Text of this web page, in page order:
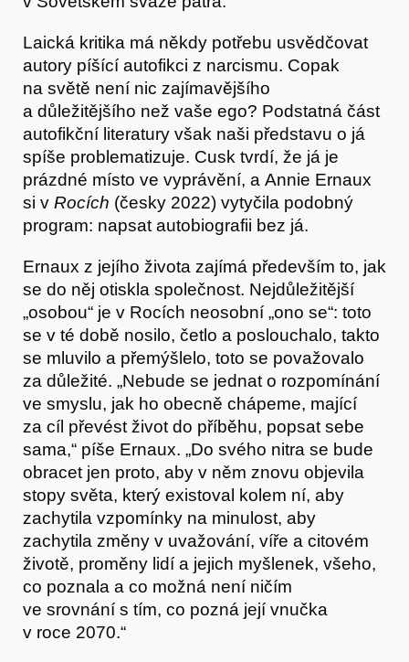
Kontakt
Laická kritika má někdy potřebu usvědčovat
autory píšící autofikci z narcismu. Copak
na světě není nic zajímavějšího
a důležitějšího než vaše ego? Podstatná část
autofikční literatury však naši představu o já
spíše problematizuje. Cusk tvrdí, že já je
prázdné místo ve vyprávění, a Annie Ernaux
si v Rocích (česky 2022) vytyčila podobný
program: napsat autobiografii bez já.
Ernaux z jejího života zajímá především to, jak
se do něj otiskla společnost. Nejdůležitější
„osobou“ je v Rocích neosobní „ono se“: toto
se v té době nosilo, četlo a poslouchalo, takto
se mluvilo a přemýšlelo, toto se považovalo
za důležité. „Nebude se jednat o rozpomínání
ve smyslu, jak ho obecně chápeme, mající
za cíl převést život do příběhu, popsat sebe
sama,“ píše Ernaux. „Do svého nitra se bude
obracet jen proto, aby v něm znovu objevila
stopy světa, který existoval kolem ní, aby
zachytila vzpomínky na minulost, aby
zachytila změny v uvažování, víře a citovém
životě, proměny lidí a jejich myšlenek, všeho,
co poznala a co možná není ničím
ve srovnání s tím, co pozná její vnučka
v roce 2070.“